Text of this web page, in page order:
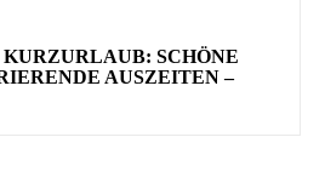
KURZURLAUB: SCHÖNE
AUSZEITEN –